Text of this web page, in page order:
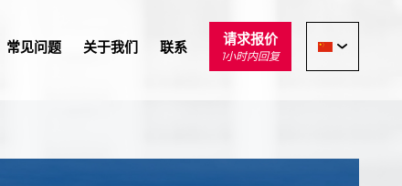
常见问题 关于我们 联系 请求报价
1小时内回复